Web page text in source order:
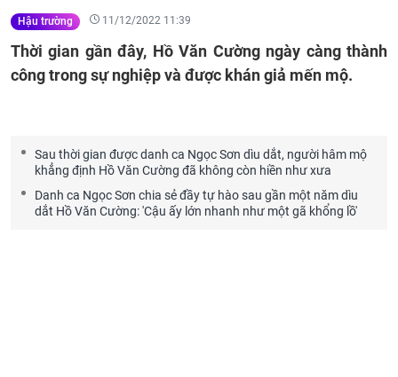
Hậu trường 11/12/2022 11:39
Thời gian gần đây, Hồ Văn Cường ngày càng thành
công trong sự nghiệp và được khán giả mến mộ.
Sau thời gian được danh ca Ngọc Sơn dìu dắt, người hâm mộ
khẳng định Hồ Văn Cường đã không còn hiền như xưa
Danh ca Ngọc Sơn chia sẻ đầy tự hào sau gần một năm dìu
dắt Hồ Văn Cường: 'Cậu ấy lớn nhanh như một gã khổng lồ'